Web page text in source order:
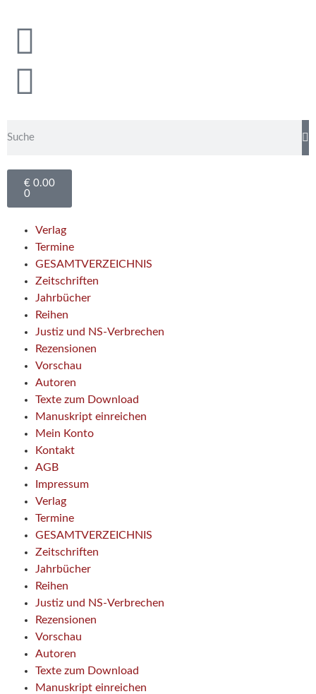
€ 0.00
0
Verlag
Termine
GESAMTVERZEICHNIS
Zeitschriften
Jahrbücher
Reihen
Justiz und NS-Verbrechen
Rezensionen
Vorschau
Autoren
Texte zum Download
Manuskript einreichen
Mein Konto
Kontakt
AGB
Impressum
Verlag
Termine
GESAMTVERZEICHNIS
Zeitschriften
Jahrbücher
Reihen
Justiz und NS-Verbrechen
Rezensionen
Vorschau
Autoren
Texte zum Download
Manuskript einreichen